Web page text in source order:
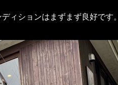
ィションはまずまず良好です。